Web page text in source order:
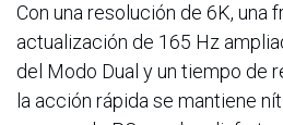
Con una resolución de 6K, una
actualización de 165 Hz
del Modo Dual y un tiempo de
la acción rápida se mantiene